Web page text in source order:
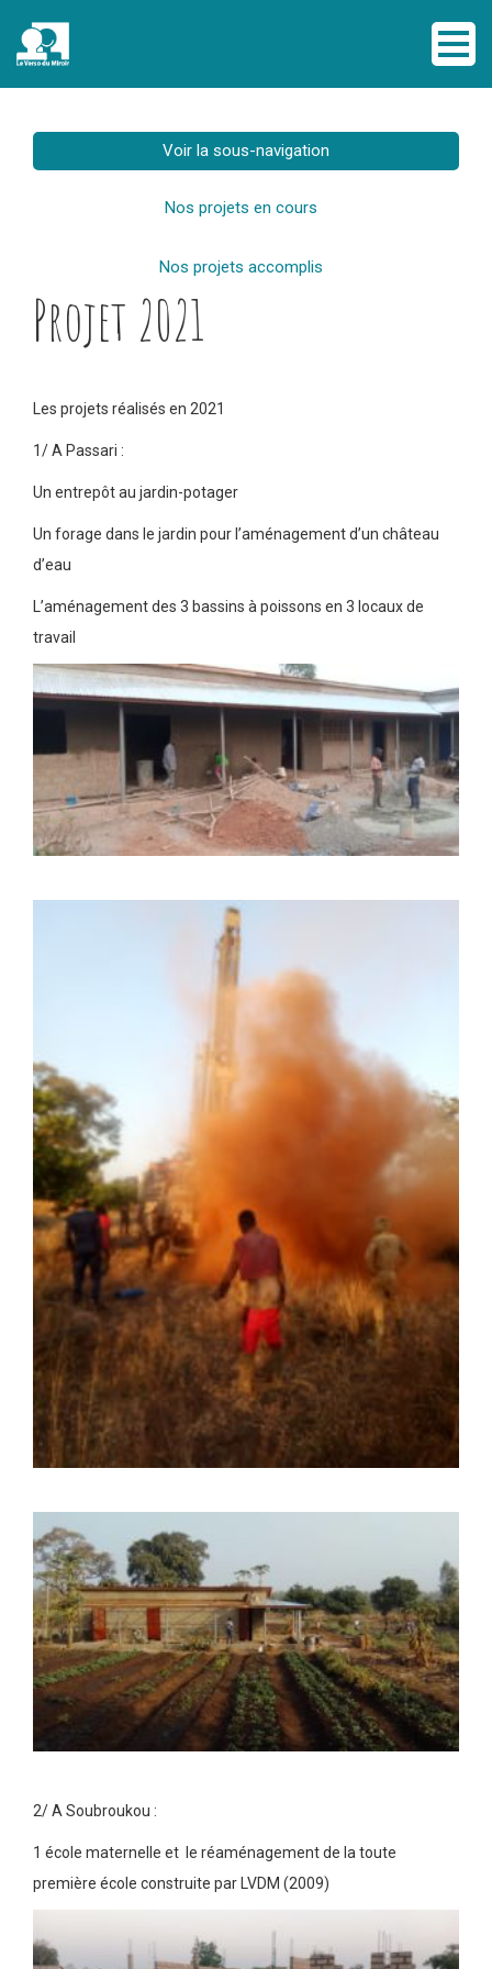
Voir la sous-navigation
Nos projets en cours
Nos projets accomplis
Projet 2021
Les projets réalisés en 2021
1/ A Passari :
Un entrepôt au jardin-potager
Un forage dans le jardin pour l’aménagement d’un château
d’eau
L’aménagement des 3 bassins à poissons en 3 locaux de
travail
2/ A Soubroukou :
1 école maternelle et le réaménagement de la toute
première école construite par LVDM (2009)